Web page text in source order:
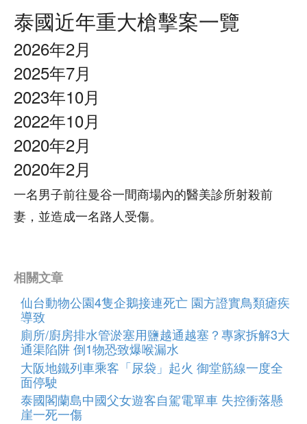
泰國近年重大槍擊案一覽
2026年2月
2025年7月
2023年10月
2022年10月
2020年2月
2020年2月
一名男子前往曼谷一間商場內的醫美診所射殺前
妻，並造成一名路人受傷。
相關文章
仙台動物公園4隻企鵝接連死亡 園方證實鳥類瘧疾
導致
廁所/廚房排水管淤塞用鹽越通越塞？專家拆解3大
通渠陷阱 倒1物恐致爆喉漏水
大阪地鐵列車乘客「尿袋」起火 御堂筋線一度全
面停駛
泰國閣蘭島中國父女遊客自駕電單車 失控衝落懸
崖一死一傷